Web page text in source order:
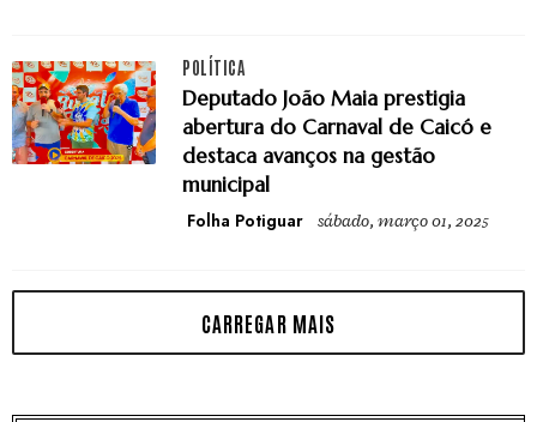
POLÍTICA
Deputado João Maia prestigia
abertura do Carnaval de Caicó e
destaca avanços na gestão
municipal
Folha Potiguar sábado, março 01, 2025